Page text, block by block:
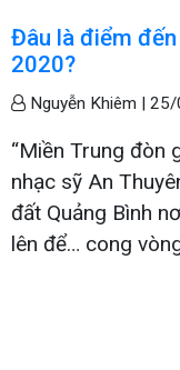
Đâu là điểm
2020?
Nguyễn Khiêm | 25/
“Miền Trung đòn
nhạc sỹ An
đất Quảng Bình
lên để… cong